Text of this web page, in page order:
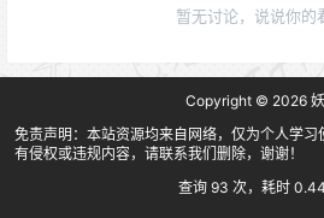
暂无讨论，说说你的
Copyright © 2026
免责声明：本站资源均来自网络，仅为个人学
有侵权或违规内容，请联系我们删除，谢谢！
查询 93 次，耗时